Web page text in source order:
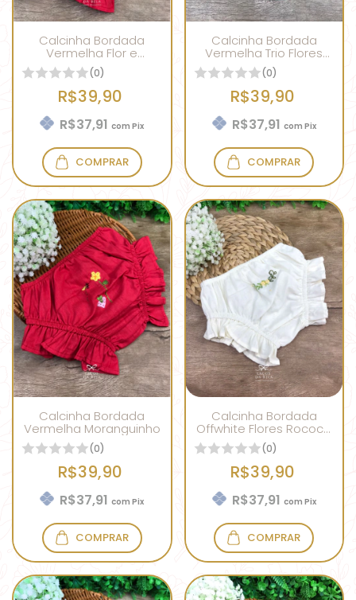
Calcinha Bordada
Vermelha Flor e
Joaninha
(0)
R$39,90
R$37,91com Pix
COMPRAR
Calcinha Bordada
Vermelha Trio Flores
Coloridas
(0)
R$39,90
R$37,91 com Pix
COMPRAR
Calcinha Bordada
Vermelha Moranguinho
(0)
R$39,90
R$37,91com Pix
COMPRAR
Calcinha Bordada
Offwhite Flores Rococó
Amarelas
(0)
R$39,90
R$37,91 com Pix
COMPRAR